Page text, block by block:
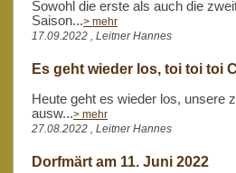
Sowohl die erste als auch die
Saison...> mehr
17.09.2022 , Leitner Hannes
Es geht wieder los, toi toi toi
Heute geht es wieder los, unsere
ausw...> mehr
27.08.2022 , Leitner Hannes
Dorfmärt am 11. Juni 2022